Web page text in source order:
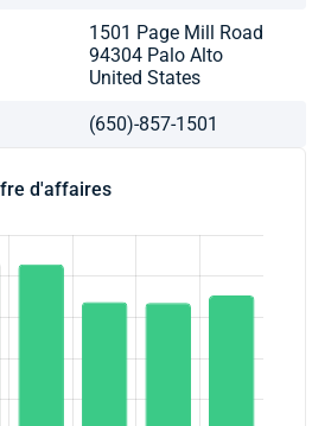
1501 Page Mill Road
94304 Palo Alto
United States
(650)-857-1501
d'affaires